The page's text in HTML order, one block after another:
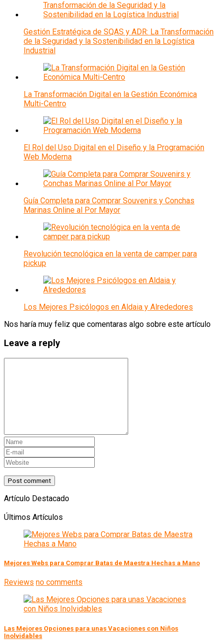
Gestión Estratégica de SQAS y ADR: La Transformación
de la Seguridad y la Sostenibilidad en la Logística
Industrial
La Transformación Digital en la Gestión Económica
Multi-Centro
El Rol del Uso Digital en el Diseño y la Programación
Web Moderna
Guía Completa para Comprar Souvenirs y Conchas
Marinas Online al Por Mayor
Revolución tecnológica en la venta de camper para
pickup
Los Mejores Psicólogos en Aldaia y Alrededores
Nos haría muy feliz que comentaras algo sobre este artículo
Leave a reply
Artículo Destacado
Últimos Artículos
Mejores Webs para Comprar Batas de Maestra Hechas a Mano
Reviews no comments
Las Mejores Opciones para unas Vacaciones con Niños
Inolvidables